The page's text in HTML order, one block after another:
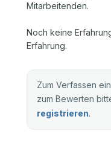
Mitarbeitenden.
Noch keine
Erfahrung.
Zum Verfassen
zum Bewerten
registrieren.